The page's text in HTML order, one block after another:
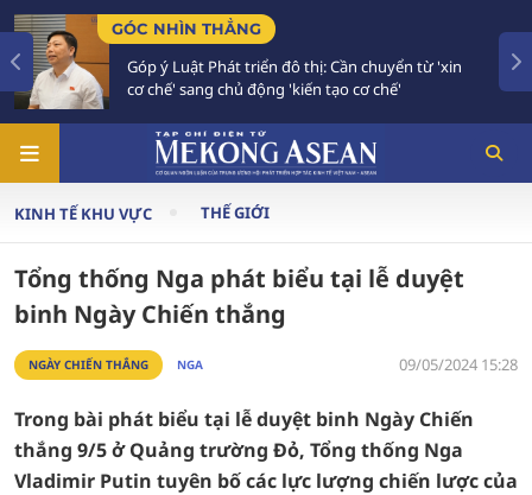
NHÌN THẲNG
ý Luật Phát triển đô thị: Cần chuyển từ 'xin
sang chủ động 'kiến tạo cơ chế'
TIÊU
Bế
vào
KINH TẾ KHU VỰC THẾ GIỚI
Tổng thống Nga phát biểu tại lễ duyệt
binh Ngày Chiến thắng
NGÀY CHIẾN THẮNG NGA 09/05/2024 15:28
Trong bài phát biểu tại lễ duyệt binh Ngày Chiến
thắng 9/5 ở Quảng trường Đỏ, Tổng thống Nga
Vladimir Putin tuyên bố các lực lượng chiến lược của